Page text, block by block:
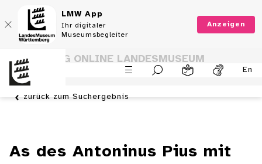
LMW App
Ihr digitaler
Museumsbegleiter
Anzeigen
En
SAMMLUNG ONLINE LANDESMUSEUM
WÜRTTEMBERG
zurück zum Suchergebnis
As des Antoninus Pius mit